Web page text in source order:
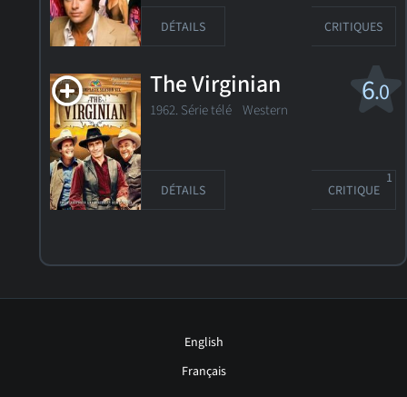
DÉTAILS CRITIQUES
6.0
The Virginian
1962. Série télé Western
DÉTAILS CRITIQUE
1
English
Français